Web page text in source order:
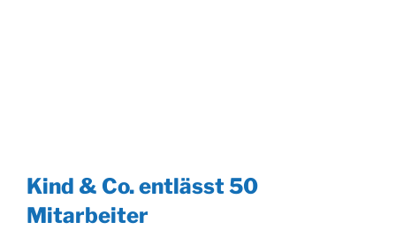
Kind & Co. entlässt 50
Mitarbeiter